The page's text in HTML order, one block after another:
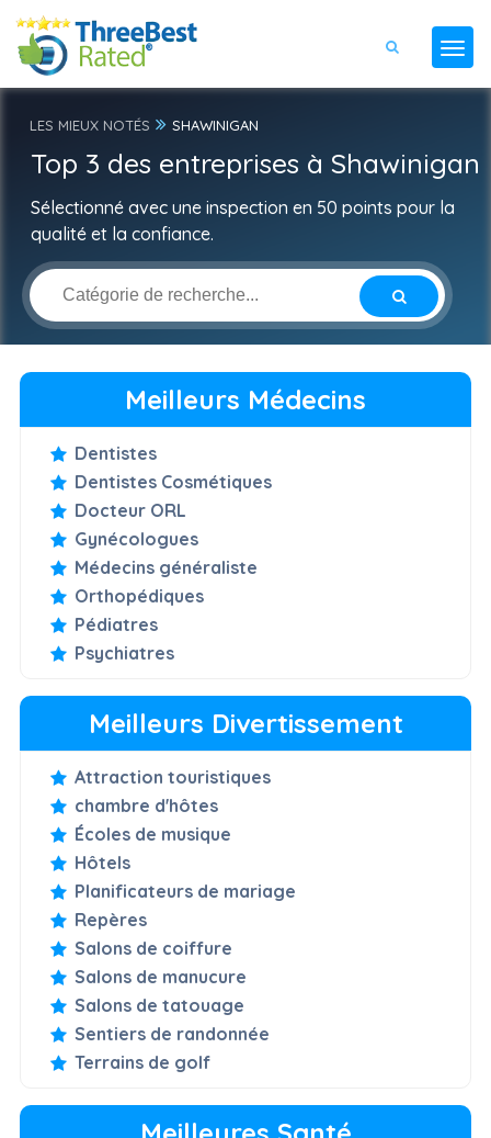
LES MIEUX NOTÉS SHAWINIGAN
Top 3 des entreprises à Shawinigan
Sélectionné avec une inspection en 50 points pour la
qualité et la confiance.
Meilleurs Médecins
Dentistes
Dentistes Cosmétiques
Docteur ORL
Gynécologues
Médecins généraliste
Orthopédiques
Pédiatres
Psychiatres
Meilleurs Divertissement
Attraction touristiques
chambre d'hôtes
Écoles de musique
Hôtels
Planificateurs de mariage
Repères
Salons de coiffure
Salons de manucure
Salons de tatouage
Sentiers de randonnée
Terrains de golf